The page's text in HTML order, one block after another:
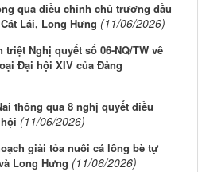
qua điều chỉnh chủ trương đầu
Lái, Long Hưng (11/06/2026)
Nghị quyết số 06-NQ/TW về
Đại hội XIV của Đảng
thông qua 8 nghị quyết điều
(11/06/2026)
giải tỏa nuôi cá lồng bè tự
Long Hưng (11/06/2026)